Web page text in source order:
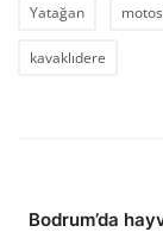
Yatağan
kavaklıdere
Bodrum’da